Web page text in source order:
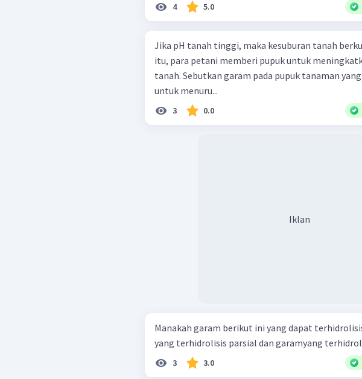
4 5.0
Jika pH tanah tinggi, maka kesuburan tanah
itu, para petani memberi pupuk untuk
tanah. Sebutkan garam pada pupuk tanaman
untuk menuru...
3 0.0
Iklan
Manakah garam berikut ini yang dapat
3 3.0